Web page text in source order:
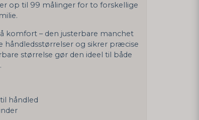
op til 99 målinger for to forskellige
komfort – den justerbare manchet
og sikrer præcise
størrelse gør den ideel til både
håndled